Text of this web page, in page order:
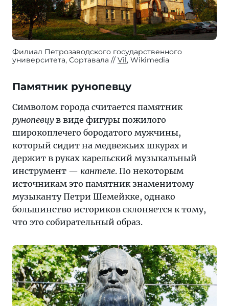
Филиал Петрозаводского государственного
университета, Сортавала
Vil, Wikimedia
Памятник рунопевцу
Символом города считается памятник
рунопевцув виде фигуры пожилого
широкоплечего бородатого мужчины,
который сидит на медвежьих шкурах и
держит в руках карельский музыкальный
инструмент — кантеле. По некоторым
источникам это памятник знаменитому
музыканту Петри Шемейкке, однако
большинство историков склоняется к тому,
что это собирательный образ.